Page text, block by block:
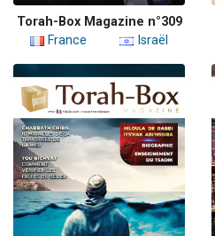
Torah-Box Magazine n°309
France
Israël